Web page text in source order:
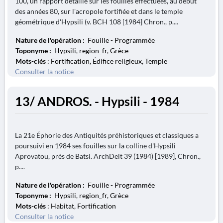
des années 80, sur l'acropole fortifiée et dans le temple
géométrique d'Hypsili (v. BCH 108 [1984] Chron., p....
Nature de l'opération : Fouille - Programmée
Toponyme : Hypsili, region_fr, Grèce
Mots-clés : Fortification, Édifice religieux, Temple
Consulter la notice
13/ ANDROS. - Hypsili - 1984
La 21e Éphorie des Antiquités préhistoriques et classiques a
poursuivi en 1984 ses fouilles sur la colline d'Hypsili
Aprovatou, près de Batsi. ArchDelt 39 (1984) [1989], Chron.,
p....
Nature de l'opération : Fouille - Programmée
Toponyme : Hypsili, region_fr, Grèce
Mots-clés : Habitat, Fortification
Consulter la notice